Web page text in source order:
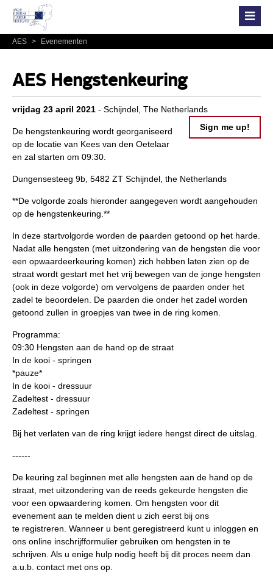
AES > Evenementen
AES Hengstenkeuring
vrijdag 23 april 2021- Schijndel, The Netherlands
Sign me up!
De hengstenkeuring wordt georganiseerd
op de locatie van Kees van den Oetelaar
en zal starten om 09:30.
Dungensesteeg 9b, 5482 ZT Schijndel, the Netherlands
**De volgorde zoals hieronder aangegeven wordt aangehouden
op de hengstenkeuring.**
In deze startvolgorde worden de paarden getoond op het harde.
Nadat alle hengsten (met uitzondering van de hengsten die voor
een opwaardeerkeuring komen) zich hebben laten zien op de
straat wordt gestart met het vrij bewegen van de jonge hengsten
(ook in deze volgorde) om vervolgens de paarden onder het
zadel te beoordelen. De paarden die onder het zadel worden
getoond zullen in groepjes van twee in de ring komen.
Programma:
09:30 Hengsten aan de hand op de straat
In de kooi - springen
*pauze*
In de kooi - dressuur
Zadeltest - dressuur
Zadeltest - springen
Bij het verlaten van de ring krijgt iedere hengst direct de uitslag.
------
De keuring zal beginnen met alle hengsten aan de hand op de
straat, met uitzondering van de reeds gekeurde hengsten die
voor een opwaardering komen. Om hengsten voor dit
evenement aan te melden dient u zich eerst bij ons
te registreren . Wanneer u bent geregistreerd kunt u inloggen en
ons online inschrijfformulier gebruiken om hengsten in te
schrijven . Als u enige hulp nodig heeft bij dit proces neem dan
a.u.b. contact met ons op.